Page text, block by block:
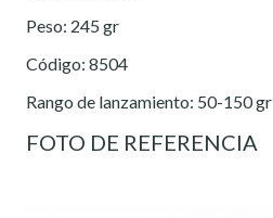
Peso: 245 gr
Código: 8504
Rango de lanzamiento: 50-150 gr
FOTO DE REFERENCIA